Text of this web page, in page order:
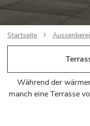
Startseite
Während der
manch eine Terrasse